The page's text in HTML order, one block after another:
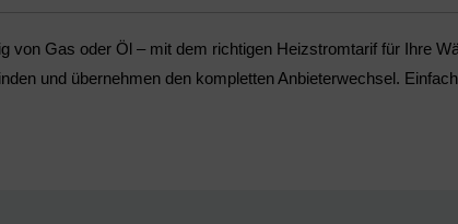
von Gas oder Öl – mit dem richtigen Heizstromtarif für Ihre
und übernehmen den kompletten Anbieterwechsel.